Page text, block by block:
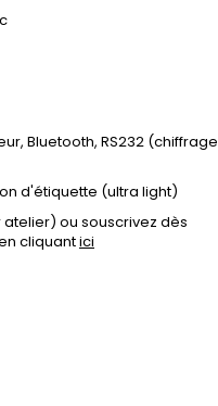
Bluetooth, RS232 (chiffrage
d'étiquette (ultra light)
atelier) ou souscrivez dès
cliquantici